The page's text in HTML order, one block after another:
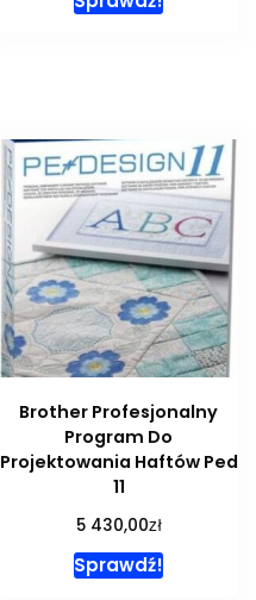
Brother Profesjonalny
Program Do
Projektowania Haftów Ped
11
5 430,00zł
Sprawdź!